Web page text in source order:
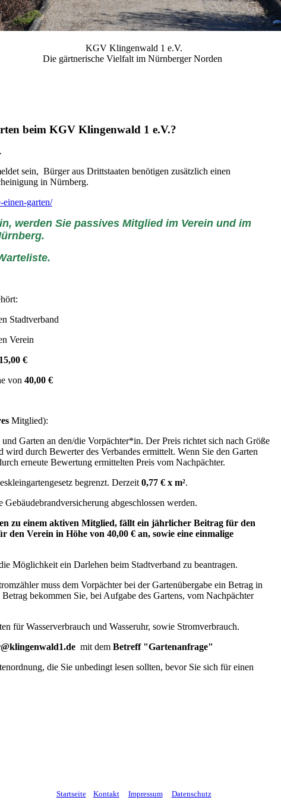
KGV Klingenwald 1 e.V.
Die gärtnerische Vielfalt im Nürnberger Norden
beim KGV Klingenwald 1 e.V.?
sein, Bürger aus Drittstaaten benötigen zusätzlich einen
in Nürnberg.
einen-garten/
werden Sie passives Mitglied im Verein und im
Stadtverband
Verein
15,00 €
von 40,00 €
Mitglied):
Garten an den/die Vorpächter*in. Der Preis richtet sich nach Größe
wird durch Bewerter des Verbandes ermittelt. Wenn Sie den Garten
erneute Bewertung ermittelten Preis vom Nachpächter.
begrenzt. Derzeit 0,77 € x m².
abgeschlossen werden.
zu einem aktiven Mitglied, fällt ein jährlicher Beitrag für den
den Verein in Höhe von 40,00 € an, sowie eine einmalige
Möglichkeit ein Darlehen beim Stadtverband zu beantragen.
muss dem Vorpächter bei der Gartenübergabe ein Betrag in
bekommen Sie, bei Aufgabe des Gartens, vom Nachpächter
für Wasserverbrauch und Wasseruhr, sowie Stromverbrauch.
@klingenwald1.de mit dem Betreff "Gartenanfrage"
die Sie unbedingt lesen sollten, bevor Sie sich für einen
Startseite Kontakt Impressum Datenschutz